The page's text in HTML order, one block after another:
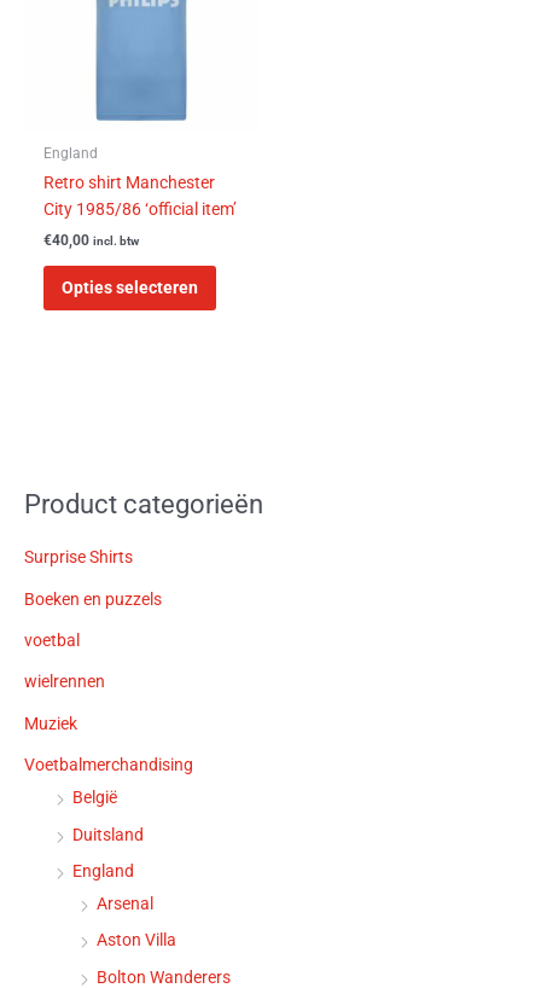
England
Retro shirt Manchester
City 1985/86 ‘official item’
€40,00 incl. btw
Opties selecteren
de
Product categorieën
Surprise Shirts
Boeken en puzzels
voetbal
wielrennen
Muziek
Voetbalmerchandising
België
Duitsland
England
Arsenal
Aston Villa
Bolton Wanderers